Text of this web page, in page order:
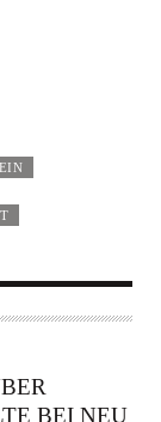
BEI NEU